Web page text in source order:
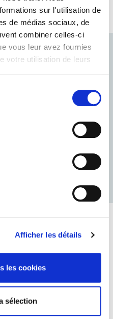
sur l'utilisation de
de médias sociaux, de
combiner celles-ci
vous leur avez fournies
votre utilisation de leurs
Afficher les détails
les cookies
sélection
- 2015
jeunes
un vaste programme de
le décrochage scolaire
premières victimes du
et ses grandes villes à
Belges âgés de 16
"Comment je vois
deux productions